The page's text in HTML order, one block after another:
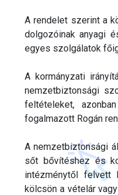
A rendelet szerint a
dolgozóinak anyagi
egyes szolgálatok
A kormányzati
nemzetbiztonsági
feltételeket,
fogalmazott Rogán
A nemzetbiztonsági
sőt bővítéshez és
intézménytől felvett
kölcsön a vételár